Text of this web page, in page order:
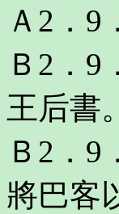
Ａ2．9
Ｂ2．
王后書。
Ｂ2．
將巴客